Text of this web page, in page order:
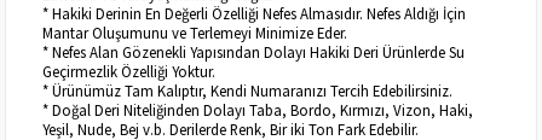
* Hakiki Derinin En Değerli Özelliği Nefes Almasıdır. Nefes Aldığı İçin
Mantar Oluşumunu ve Terlemeyi Minimize Eder.
* Nefes Alan Gözenekli Yapısından Dolayı Hakiki Deri Ürünlerde Su
Geçirmezlik Özelliği Yoktur.
* Ürünümüz Tam Kalıptır, Kendi Numaranızı Tercih Edebilirsiniz.
* Doğal Deri Niteliğinden Dolayı Taba, Bordo, Kırmızı, Vizon, Haki,
Yeşil, Nude, Bej v.b. Derilerde Renk, Bir iki Ton Fark Edebilir.